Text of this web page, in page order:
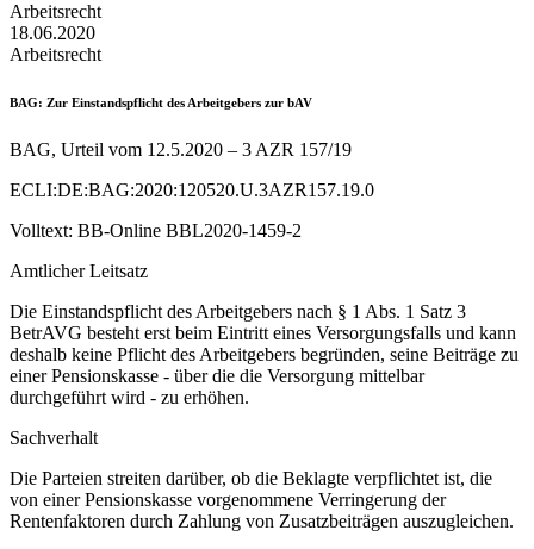
Arbeitsrecht
18.06.2020
Arbeitsrecht
BAG: Zur Einstandspflicht des Arbeitgebers zur bAV
BAG, Urteil vom 12.5.2020 – 3 AZR 157/19
ECLI:DE:BAG:2020:120520.U.3AZR157.19.0
Volltext: BB-Online BBL2020-1459-2
Amtlicher Leitsatz
Die Einstandspflicht des Arbeitgebers nach § 1 Abs. 1 Satz 3
BetrAVG besteht erst beim Eintritt eines Versorgungsfalls und kann
deshalb keine Pflicht des Arbeitgebers begründen, seine Beiträge zu
einer Pensionskasse - über die die Versorgung mittelbar
durchgeführt wird - zu erhöhen.
Sachverhalt
Die Parteien streiten darüber, ob die Beklagte verpflichtet ist, die
von einer Pensionskasse vorgenommene Verringerung der
Rentenfaktoren durch Zahlung von Zusatzbeiträgen auszugleichen.